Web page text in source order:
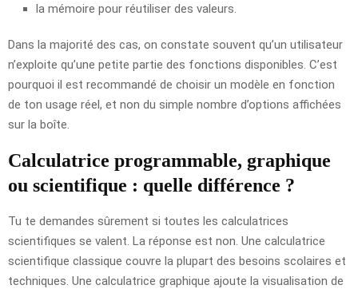
la mémoire pour réutiliser des valeurs.
Dans la majorité des cas, on constate souvent qu’un utilisateur
n’exploite qu’une petite partie des fonctions disponibles. C’est
pourquoi il est recommandé de choisir un modèle en fonction
de ton usage réel, et non du simple nombre d’options affichées
sur la boîte.
Calculatrice programmable, graphique
ou scientifique : quelle différence ?
Tu te demandes sûrement si toutes les calculatrices
scientifiques se valent. La réponse est non. Une calculatrice
scientifique classique couvre la plupart des besoins scolaires et
techniques. Une calculatrice graphique ajoute la visualisation de